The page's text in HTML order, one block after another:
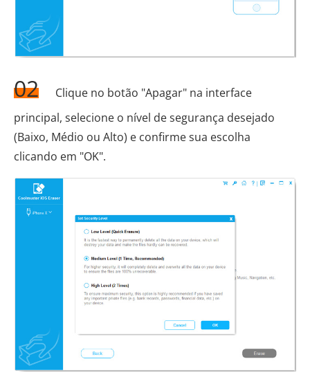
02
Clique no botão "Apagar" na interface
principal, selecione o nível de segurança desejado
(Baixo, Médio ou Alto) e confirme sua escolha
clicando em "OK".